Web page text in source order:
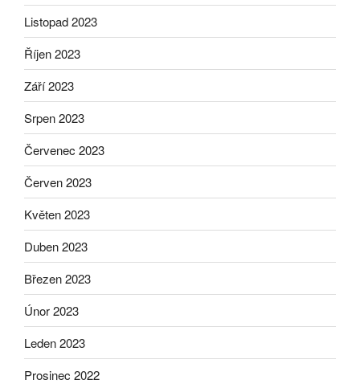
Listopad 2023
Říjen 2023
Září 2023
Srpen 2023
Červenec 2023
Červen 2023
Květen 2023
Duben 2023
Březen 2023
Únor 2023
Leden 2023
Prosinec 2022